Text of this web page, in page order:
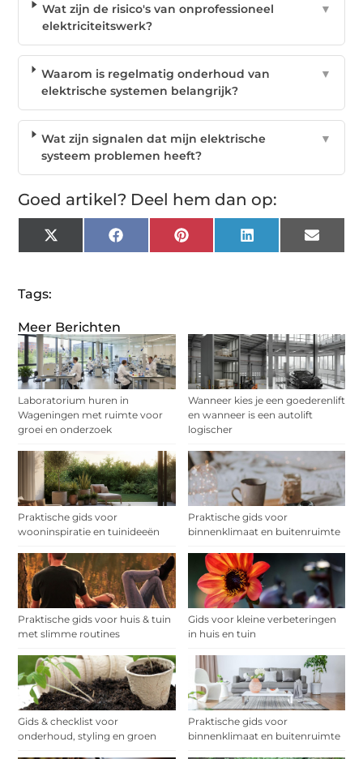
Meer Berichten
Laboratorium huren in
Wageningen met ruimte voor
groei en onderzoek
Wanneer kies je een goederenlift
en wanneer is een autolift
logischer
Praktische gids voor
wooninspiratie en tuinideeën
Praktische gids voor
binnenklimaat en buitenruimte
Praktische gids voor huis & tuin
met slimme routines
Gids voor kleine verbeteringen
in huis en tuin
Gids & checklist voor
onderhoud, styling en groen
Praktische gids voor
binnenklimaat en buitenruimte
Wat zijn de risico's van onprofessioneel
elektriciteitswerk?
▼
Waarom is regelmatig onderhoud van
elektrische systemen belangrijk?
▼
Wat zijn signalen dat mijn elektrische
systeem problemen heeft?
▼
Goed artikel? Deel hem dan op:
X
(Twitter)
Facebook Pinterest LinkedIn Email
Tags: